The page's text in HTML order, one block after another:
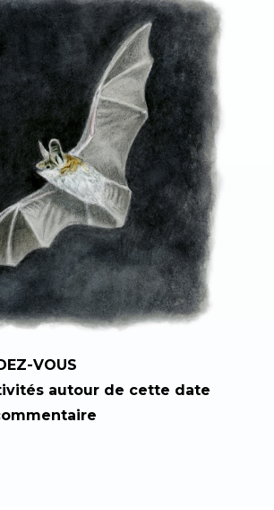
VOUS
autour de cette date